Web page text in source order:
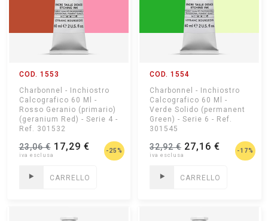
COD. 1553
Charbonnel - Inchiostro
Calcografico 60 Ml -
Rosso Geranio (primario)
(geranium Red) - Serie 4 -
Ref. 301532
23,06 €17,29 € -25%
CARRELLO
COD. 1554
Charbonnel - Inchiostro
Calcografico 60 Ml -
Verde Solido (permanent
Green) - Serie 6 - Ref.
301545
32,92 € 27,16 € -17%
CARRELLO